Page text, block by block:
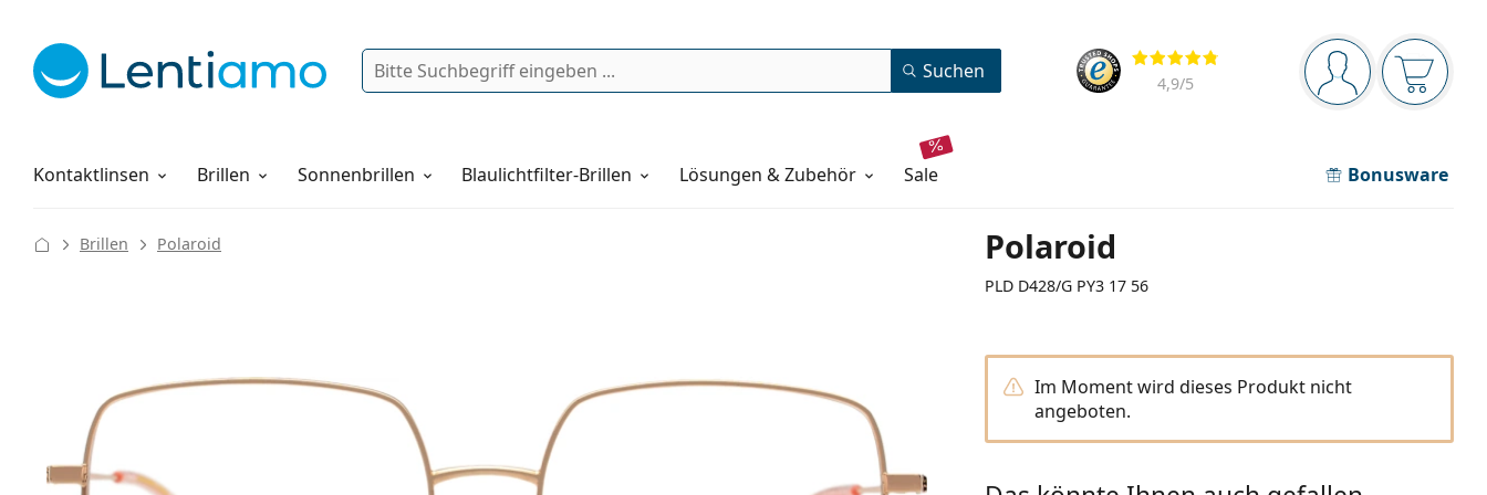
Navigationsleiste
Sie sind Der
Bewertung
4,9/5
Suche Suchen
Kontaktlinsen
Pflegemittel Brillen Sonnenbrillen Blaulichtfilter-Brillen Lösungen & Zubehör sale Bonusware
Alles über den Einkauf
Polaroid
PLD D428/G PY3 17 56
Brillen Polaroid
Im Moment wird dieses Produkt nicht
angeboten.